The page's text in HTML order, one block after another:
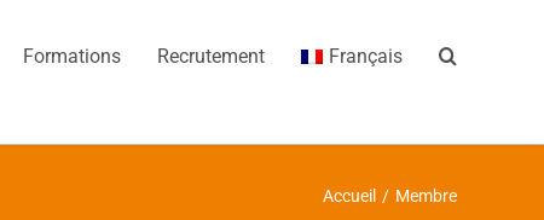
Formations Recrutement Français
Accueil / Membre